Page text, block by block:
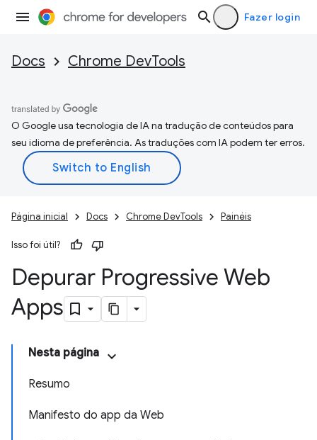
Fazer login
Docs Chrome DevTools
O Google usa tecnologia de IA na tradução de conteúdos para
seu idioma de preferência. As traduções com IA podem ter erros.
Página inicial Docs Chrome DevTools Painéis
Isso foi útil?
Depurar Progressive Web
Apps
Nesta página
Resumo
Manifesto do app da Web